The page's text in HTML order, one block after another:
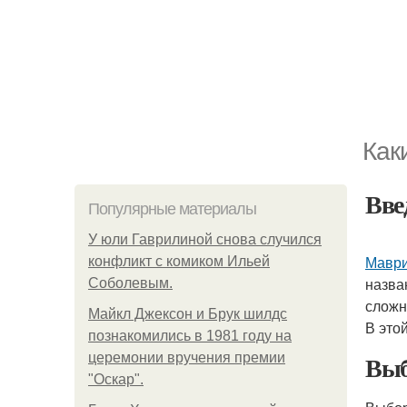
Популярные материалы
У юли Гаврилиной снова случился
конфликт с комиком Ильей
Соболевым.
Майкл Джексон и Брук шилдс
познакомились в 1981 году на
церемонии вручения премии
"Оскар".
В